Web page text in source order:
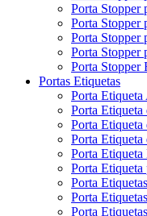
Porta Stopper
Porta Stopper
Porta Stopper
Porta Stopper
Porta Stopper
Portas Etiquetas
Porta
Porta
Porta Etiqueta
Porta Etiqueta
Porta
Porta Etiqueta
Porta
Porta
Porta